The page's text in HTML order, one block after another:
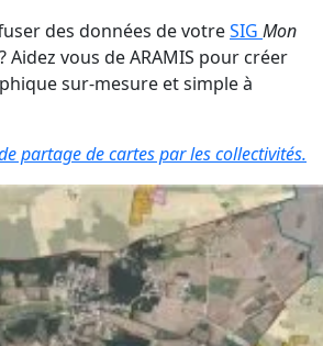
des données de votreSIG Mon
Aidez vous de ARAMIS pour créer
sur-mesure et simple à
partage de cartes par les collectivités.